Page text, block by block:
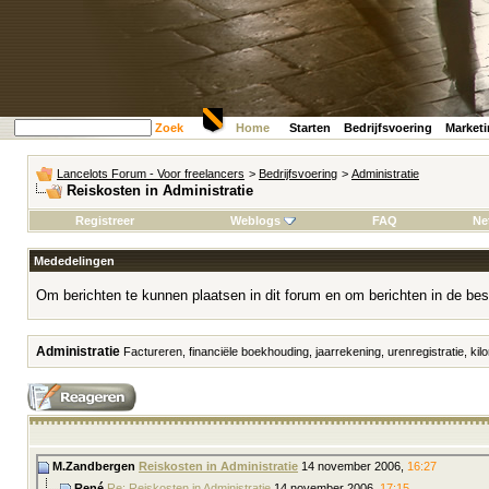
Zoek Home Starten Bedrijfsvoering
Lancelots Forum - Voor freelancers > Bedrijfsvoering > Administratie
Reiskosten in Administratie
Registreer Weblogs FAQ
Mededelingen
Om berichten te kunnen plaatsen in dit forum en om berichten in de
Administratie Factureren, financiële boekhouding, jaarrekening, urenregistratie,
M.Zandbergen Reiskosten in Administratie 14 november 2006, 16:27